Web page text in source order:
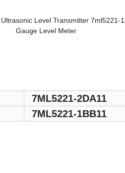
7ML5221-2DA11
7ML5221-1BB11